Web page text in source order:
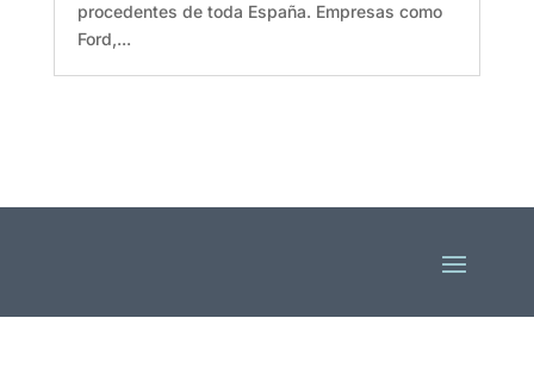
procedentes de toda España. Empresas como
Ford,...